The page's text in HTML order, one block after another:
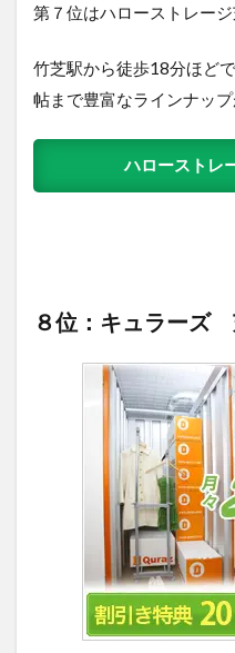
第７位はハローストレージ
竹芝駅から徒歩18分ほど
帖まで豊富なラインナップ
ハローストレ
８位：キュラーズ